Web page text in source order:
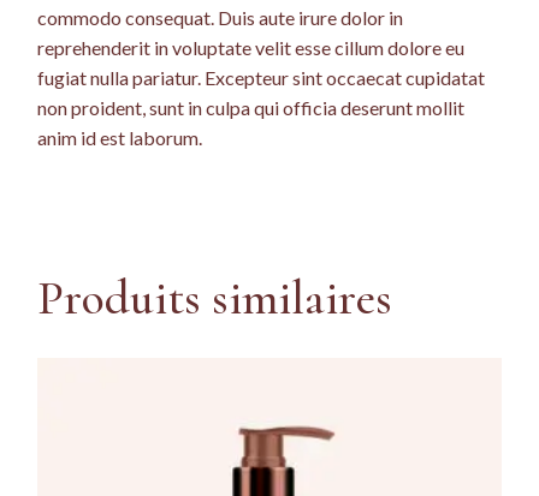
commodo consequat. Duis aute irure dolor in
reprehenderit in voluptate velit esse cillum dolore eu
fugiat nulla pariatur. Excepteur sint occaecat cupidatat
non proident, sunt in culpa qui officia deserunt mollit
anim id est laborum.
Produits similaires